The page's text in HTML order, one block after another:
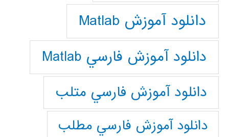
دانلود آموزش Matlab
دانلود آموزش فارسي Matlab
دانلود آموزش فارسي متلب
دانلود آموزش فارسي مطلب